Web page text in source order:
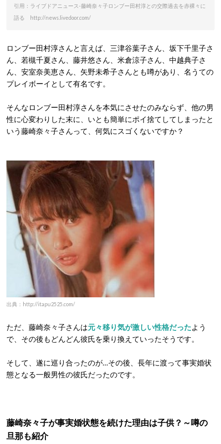
引用：ライブドアニュース-藤崎奈々子ロンブー田村淳との交際過去を赤裸々に
語る http://news.livedoor.com/
ロンブー田村淳さんと言えば、三津谷葉子さん、坂下千里子さ
ん、若槻千夏さん、藤井悠さん、米倉涼子さん、中越典子さ
ん、安室奈美恵さん、矢野未希子さんとも噂があり、名うての
プレイボーイとして有名です。
そんなロンブー田村淳さんを本気にさせたのみならず、他の男
性に心変わりした末に、いとも簡単にポイ捨てしてしまったと
いう藤崎奈々子さんって、何気にスゴくないですか？
出典：http://itapu2525.com/
ただ、藤崎奈々子さんは元々移り気が激しい性格だった よう
で、その後もどんどん彼氏を乗り換えていったそうです。
そして、遂に巡り合ったのが…その後、長年に渡って事実婚状
態となる一般男性の彼氏だったのです。
藤崎奈々子が事実婚状態を続けた理由は子供？～噂の
旦那も紹介